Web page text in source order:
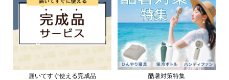
届いてすぐ使える完成品 酷暑対策特集